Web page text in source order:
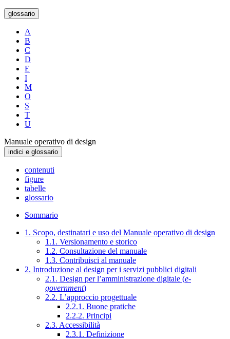
glossario
A
B
C
D
E
I
M
O
S
T
U
Manuale operativo di design
indici e glossario
contenuti
figure
tabelle
glossario
Sommario
1. Scopo, destinatari e uso del Manuale operativo di design
1.1. Versionamento e storico
1.2. Consultazione del manuale
1.3. Contribuisci al manuale
2. Introduzione al design per i servizi pubblici digitali
2.1. Design per l’amministrazione digitale (e-
government)
2.2. L’approccio progettuale
2.2.1. Buone pratiche
2.2.2. Principi
2.3. Accessibilità
2.3.1. Definizione